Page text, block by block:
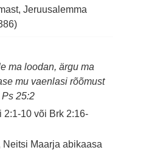
Jeruusalemma
ma loodan, ärgu ma
mu vaenlasi rõõmust
25:2
2:1-10 või Brk 2:16-
Maarja abikaasa